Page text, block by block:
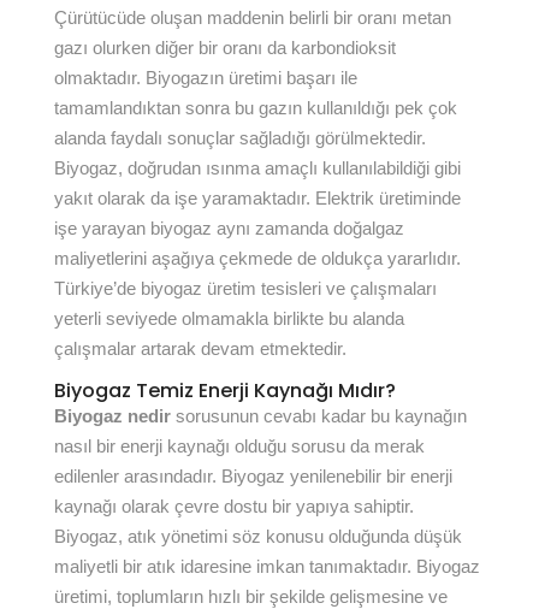
Çürütücüde oluşan maddenin belirli bir oranı metan
gazı olurken diğer bir oranı da karbondioksit
olmaktadır. Biyogazın üretimi başarı ile
tamamlandıktan sonra bu gazın kullanıldığı pek çok
alanda faydalı sonuçlar sağladığı görülmektedir.
Biyogaz, doğrudan ısınma amaçlı kullanılabildiği gibi
yakıt olarak da işe yaramaktadır. Elektrik üretiminde
işe yarayan biyogaz aynı zamanda doğalgaz
maliyetlerini aşağıya çekmede de oldukça yararlıdır.
Türkiye’de biyogaz üretim tesisleri ve çalışmaları
yeterli seviyede olmamakla birlikte bu alanda
çalışmalar artarak devam etmektedir.
Biyogaz Temiz Enerji Kaynağı Mıdır?
Biyogaz nedirsorusunun cevabı kadar bu kaynağın
nasıl bir enerji kaynağı olduğu sorusu da merak
edilenler arasındadır. Biyogaz yenilenebilir bir enerji
kaynağı olarak çevre dostu bir yapıya sahiptir.
Biyogaz, atık yönetimi söz konusu olduğunda düşük
maliyetli bir atık idaresine imkan tanımaktadır. Biyogaz
üretimi, toplumların hızlı bir şekilde gelişmesine ve